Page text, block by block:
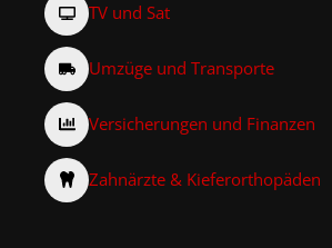
TV und Sat
Umzüge und Transporte
Versicherungen und Finanzen
Zahnärzte & Kieferorthopäden